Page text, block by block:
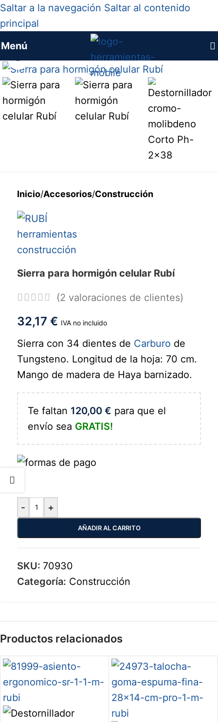
Saltar a la navegación Saltar al contenido
principal
Menú
Haga clic para ampliar
Inicio/Accesorios/Construcción
Sierra para hormigón celular Rubí
(2 valoraciones de clientes)
32,17 € IVA no incluido
Sierra con 34 dientes de Carburo de
Tungsteno. Longitud de la hoja: 70 cm.
Mango de madera de Haya barnizado.
Te faltan 120,00 € para que el
envío sea GRATIS!
- +
AÑADIR AL CARRITO
SKU: 70930
Categoría: Construcción
Productos relacionados